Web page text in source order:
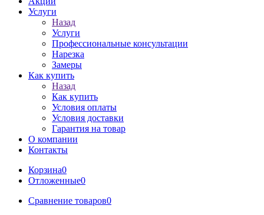
Услуги
Назад
Услуги
Профессиональные консультации
Нарезка
Замеры
Как купить
Назад
Как купить
Условия оплаты
Условия доставки
Гарантия на товар
О компании
Контакты
Корзина0
Отложенные0
Сравнение товаров0